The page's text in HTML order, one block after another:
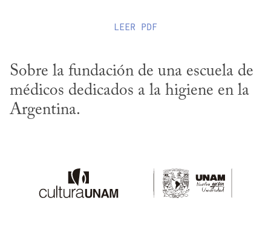
LEER PDF
Sobre la fundación de una escuela de
médicos dedicados a la higiene en la
Argentina.